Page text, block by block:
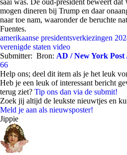
saai was. De oud-president beweert dat
mogen dineren bij Trump en daar
naar toe nam, waaronder de beruchte
Fuentes.
amerikaanse presidentsverkiezingen
verenigde staten video
Submitter: Bron: AD / New York Post
66
Help ons; deel dit item als je het leuk
Heb je een leuk of interessant bericht
terug ziet? Tip ons dan via de submit!
Zoek jij altijd de leukste nieuwtjes en
Meld je aan als nieuwsposter!
Jippie